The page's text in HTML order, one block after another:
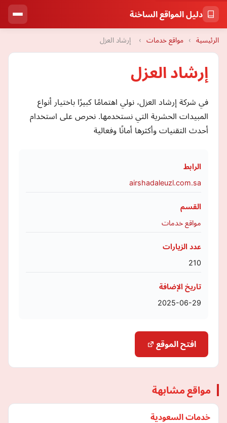
دليل المواقع الساخنة
الرئيسية › مواقع خدمات › إرشاد العزل
إرشاد العزل
في شركة إرشاد العزل، نولي اهتمامًا كبيرًا باختيار أنواع
المبيدات الحشرية التي نستخدمها. نحرص على استخدام
أحدث التقنيات وأكثرها أمانًا وفعالية
الرابط
airshadaleuzl.com.sa
القسم
مواقع خدمات
عدد الزيارات
210
تاريخ الإضافة
2025-06-29
افتح الموقع
مواقع مشابهة
خدمات السعودية